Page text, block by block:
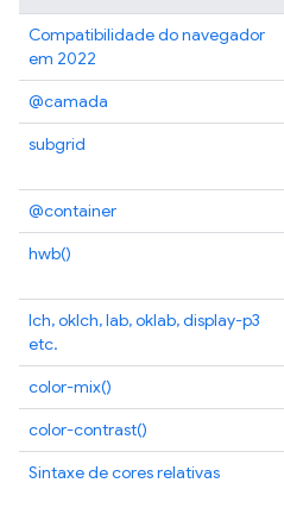
Compatibilidade do navegador
em 2022
@camada
subgrid
@container
hwb()
lch, oklch, lab, oklab, display-p3
etc.
color-mix()
color-contrast()
Sintaxe de cores relativas